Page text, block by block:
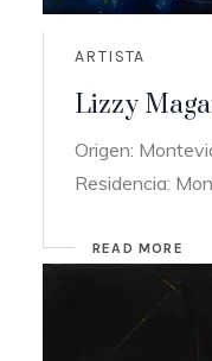
ARTISTA
Lizzy
Origen:
Residencia:
READ MORE